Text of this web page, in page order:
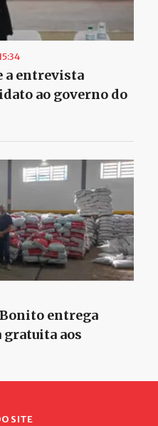
a entrevista
ao governo do
entrega
aos
SITE